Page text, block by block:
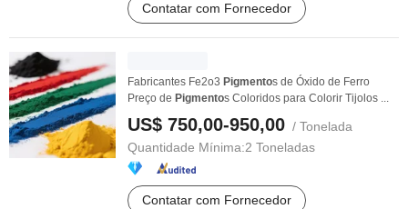
Contatar com Fornecedor
Fabricantes Fe2o3 Pigmentos de Óxido de Ferro
Preço de Pigmentos Coloridos para Colorir Tijolos ...
US$ 750,00-950,00 / Tonelada
Quantidade Mínima:2 Toneladas
Contatar com Fornecedor